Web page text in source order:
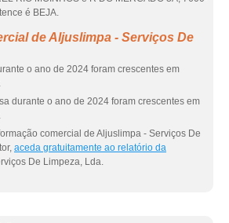
é BEJA.
de Aljuslimpa - Serviços De
o ano de 2024 foram crescentes em
durante o ano de 2024 foram crescentes em
comercial de Aljuslimpa - Serviços De
aceda gratuitamente ao relatório da
De Limpeza, Lda.